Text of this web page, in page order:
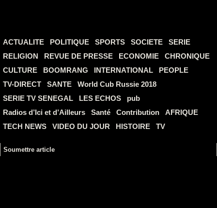
ACTUALITE POLITIQUE SPORTS SOCIETE
SERIE
RELIGION
REVUE DE PRESSE ECONOMIE
CHRONIQUE
CULTURE
BOOMRANG INTERNATIONAL
PEOPLE
TV-DIRECT
SANTE
World Cub Russie 2018
SERIE TV SENEGAL
LES ECHOS
pub
Radios d’Ici et d’Ailleurs
Santé Contribution
AFRIQUE
TECH NEWS
VIDEO DU JOUR HISTOIRE TV
Soumettre article